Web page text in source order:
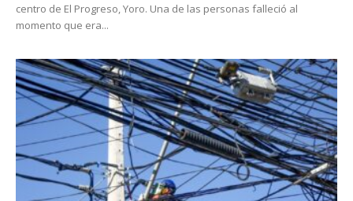
centro de El Progreso, Yoro. Una de las personas falleció al
momento que era...